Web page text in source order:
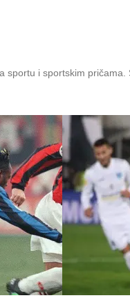
sportu i sportskim